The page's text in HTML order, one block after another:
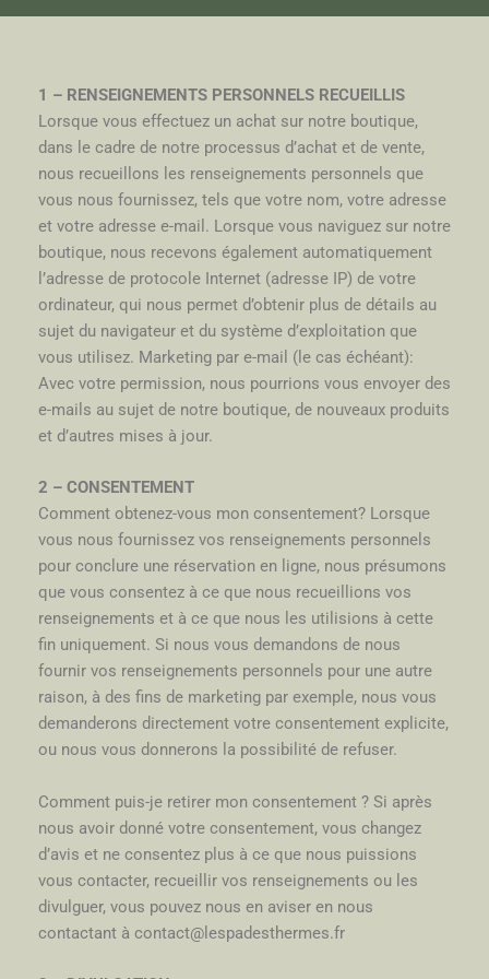
1 – RENSEIGNEMENTS PERSONNELS RECUEILLIS
Lorsque vous effectuez un achat sur notre boutique,
dans le cadre de notre processus d’achat et de vente,
nous recueillons les renseignements personnels que
vous nous fournissez, tels que votre nom, votre adresse
et votre adresse e-mail. Lorsque vous naviguez sur notre
boutique, nous recevons également automatiquement
l’adresse de protocole Internet (adresse IP) de votre
ordinateur, qui nous permet d’obtenir plus de détails au
sujet du navigateur et du système d’exploitation que
vous utilisez. Marketing par e-mail (le cas échéant):
Avec votre permission, nous pourrions vous envoyer des
e-mails au sujet de notre boutique, de nouveaux produits
et d’autres mises à jour.
2 – CONSENTEMENT
Comment obtenez-vous mon consentement? Lorsque
vous nous fournissez vos renseignements personnels
pour conclure une réservation en ligne, nous présumons
que vous consentez à ce que nous recueillions vos
renseignements et à ce que nous les utilisions à cette
fin uniquement. Si nous vous demandons de nous
fournir vos renseignements personnels pour une autre
raison, à des fins de marketing par exemple, nous vous
demanderons directement votre consentement explicite,
ou nous vous donnerons la possibilité de refuser.
Comment puis-je retirer mon consentement ? Si après
nous avoir donné votre consentement, vous changez
d’avis et ne consentez plus à ce que nous puissions
vous contacter, recueillir vos renseignements ou les
divulguer, vous pouvez nous en aviser en nous
contactant à contact@lespadesthermes.fr